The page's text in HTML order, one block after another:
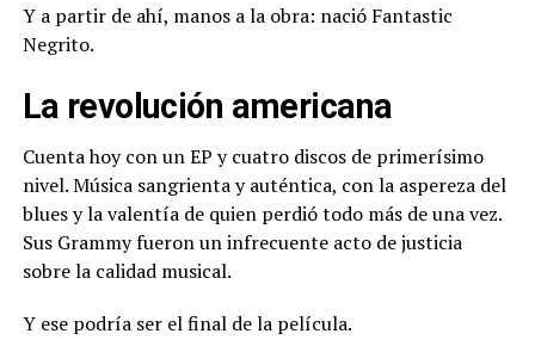
Y a partir de ahí, manos a la obra: nació Fantastic
Negrito.
La revolución americana
Cuenta hoy con un EP y cuatro discos de primerísimo
nivel. Música sangrienta y auténtica, con la aspereza del
blues y la valentía de quien perdió todo más de una vez.
Sus Grammy fueron un infrecuente acto de justicia
sobre la calidad musical.
Y ese podría ser el final de la película.